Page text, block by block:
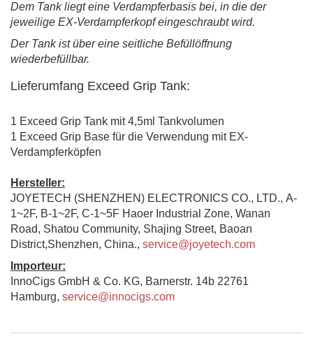
Dem Tank liegt eine Verdampferbasis bei, in die der
jeweilige EX-Verdampferkopf eingeschraubt wird.
Der Tank ist über eine seitliche Befüllöffnung
wiederbefüllbar.
Lieferumfang Exceed Grip Tank:
1 Exceed Grip Tank mit 4,5ml Tankvolumen
1 Exceed Grip Base für die Verwendung mit EX-
Verdampferköpfen
Hersteller:
JOYETECH (SHENZHEN) ELECTRONICS CO., LTD., A-
1~2F, B-1~2F, C-1~5F Haoer Industrial Zone, Wanan
Road, Shatou Community, Shajing Street, Baoan
District,Shenzhen, China., service@joyetech.com
Importeur:
InnoCigs GmbH & Co. KG, Barnerstr. 14b 22761
Hamburg, service@innocigs.com